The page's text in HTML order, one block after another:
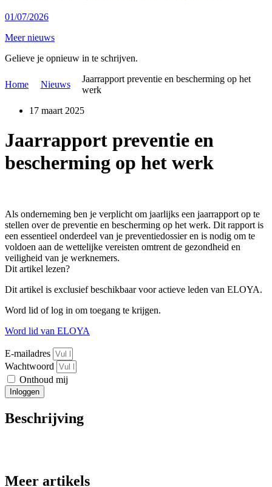
01/07/2026
Meer nieuws
Gelieve je opnieuw in te schrijven.
Home Nieuws
Jaarrapport preventie en bescherming op het
werk
17 maart 2025
Jaarrapport preventie en
bescherming op het werk
Als onderneming ben je verplicht om jaarlijks een jaarrapport op te
stellen over de preventie en bescherming op het werk. Dit rapport is
een essentieel onderdeel van je preventiedossier en is nodig om te
voldoen aan de wettelijke vereisten omtrent de gezondheid en
veiligheid van je werknemers.
Dit artikel lezen?
Dit artikel is exclusief beschikbaar voor actieve leden van ELOYA.
Word lid of log in om toegang te krijgen.
Word lid van ELOYA
E-mailadres
Wachtwoord
Onthoud mij
Inloggen
Beschrijving
Meer artikels